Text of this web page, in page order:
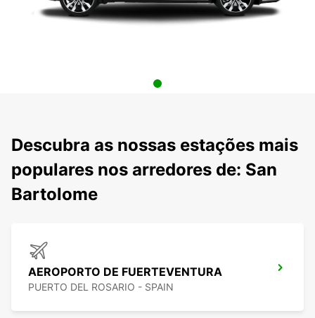
Descubra as nossas estações mais
populares nos arredores de: San
Bartolome
AEROPORTO DE FUERTEVENTURA
PUERTO DEL ROSARIO - SPAIN